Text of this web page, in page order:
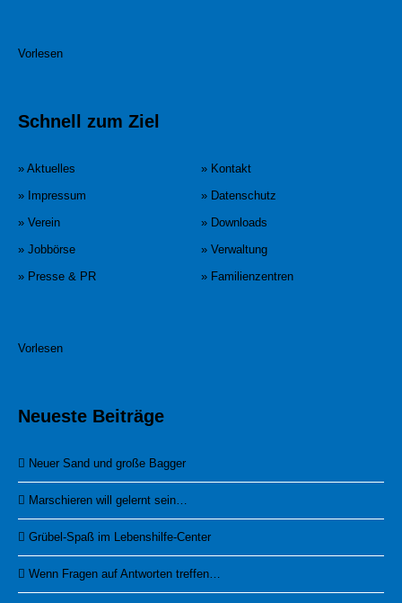
Vorlesen
Schnell zum Ziel
» Aktuelles
» Kontakt
» Impressum
» Datenschutz
» Verein
» Downloads
» Jobbörse
» Verwaltung
» Presse & PR
» Familienzentren
Vorlesen
Neueste Beiträge
Neuer Sand und große Bagger
Marschieren will gelernt sein…
Grübel-Spaß im Lebenshilfe-Center
Wenn Fragen auf Antworten treffen…